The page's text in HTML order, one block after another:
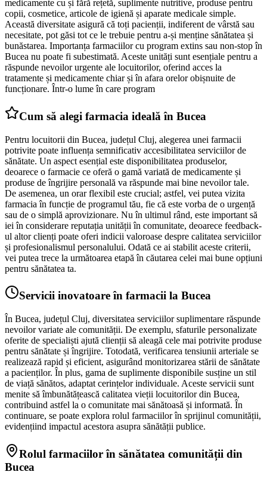
medicamente cu și fără rețetă, suplimente nutritive, produse pentru
copii, cosmetice, articole de igienă și aparate medicale simple.
Această diversitate asigură că toți pacienții, indiferent de vârstă sau
necesitate, pot găsi tot ce le trebuie pentru a-și menține sănătatea și
bunăstarea. Importanța farmaciilor cu program extins sau non-stop în
Bucea nu poate fi subestimată. Aceste unități sunt esențiale pentru a
răspunde nevoilor urgente ale locuitorilor, oferind acces la
tratamente și medicamente chiar și în afara orelor obișnuite de
funcționare. Într-o lume în care program
Cum să alegi farmacia ideală în Bucea
Pentru locuitorii din Bucea, județul Cluj, alegerea unei farmacii
potrivite poate influența semnificativ accesibilitatea serviciilor de
sănătate. Un aspect esențial este disponibilitatea produselor,
deoarece o farmacie ce oferă o gamă variată de medicamente și
produse de îngrijire personală va răspunde mai bine nevoilor tale.
De asemenea, un orar flexibil este crucial; astfel, vei putea vizita
farmacia în funcție de programul tău, fie că este vorba de o urgență
sau de o simplă aprovizionare. Nu în ultimul rând, este important să
iei în considerare reputația unității în comunitate, deoarece feedback-
ul altor clienți poate oferi indicii valoroase despre calitatea serviciilor
și profesionalismul personalului. Odată ce ai stabilit aceste criterii,
vei putea trece la următoarea etapă în căutarea celei mai bune opțiuni
pentru sănătatea ta.
Servicii inovatoare în farmacii la Bucea
În Bucea, județul Cluj, diversitatea serviciilor suplimentare răspunde
nevoilor variate ale comunității. De exemplu, sfaturile personalizate
oferite de specialiști ajută clienții să aleagă cele mai potrivite produse
pentru sănătate și îngrijire. Totodată, verificarea tensiunii arteriale se
realizează rapid și eficient, asigurând monitorizarea stării de sănătate
a pacienților. În plus, gama de suplimente disponibile susține un stil
de viață sănătos, adaptat cerințelor individuale. Aceste servicii sunt
menite să îmbunătățească calitatea vieții locuitorilor din Bucea,
contribuind astfel la o comunitate mai sănătoasă și informată. În
continuare, se poate explora rolul farmaciilor în sprijinul comunității,
evidențiind impactul acestora asupra sănătății publice.
Rolul farmaciilor în sănătatea comunității din
Bucea